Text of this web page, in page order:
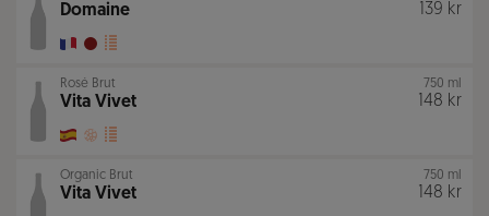
Domaine 139 kr
Rosé Brut
Vita Vivet
750 ml
148 kr
Organic Brut
Vita Vivet
750 ml
148 kr